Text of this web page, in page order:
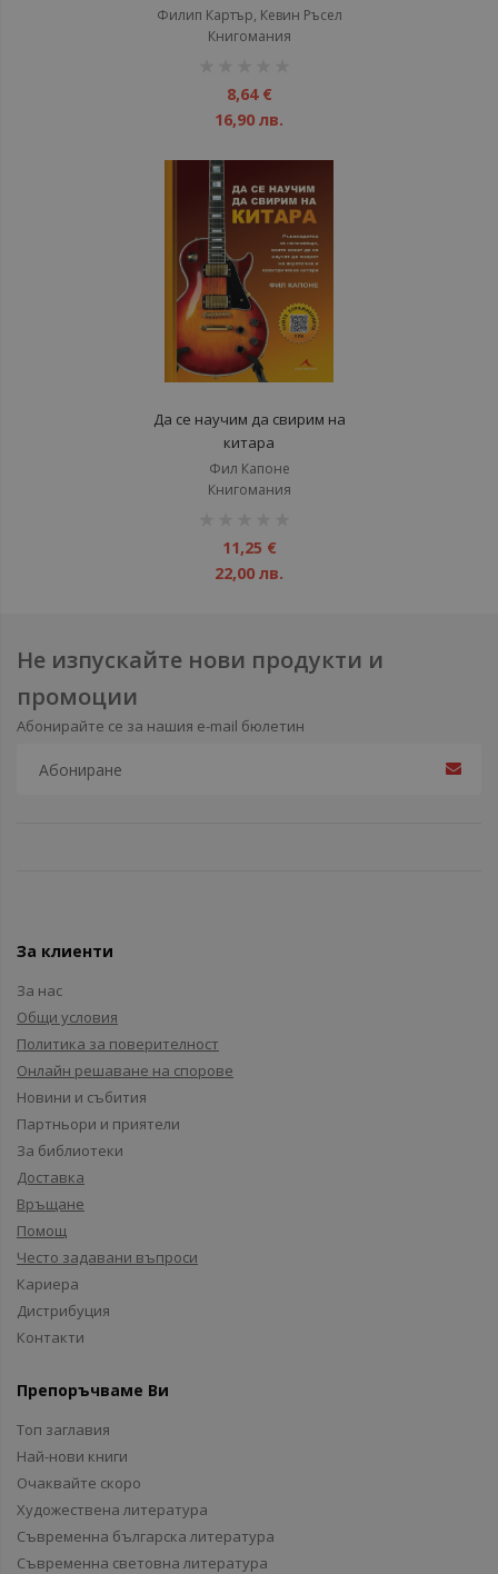
Филип Картър, Кевин Ръсел
Книгомания
8,64 €
16,90 лв.
Да се научим да свирим на
китара
Фил Капоне
Книгомания
11,25 €
22,00 лв.
Не изпускайте нови продукти и
промоции
Абонирайте се за нашия e-mail бюлетин
За клиенти
За нас
Общи условия
Политика за поверителност
Онлайн решаване на спорове
Новини и събития
Партньори и приятели
За библиотеки
Доставка
Връщане
Помощ
Често задавани въпроси
Кариера
Дистрибуция
Контакти
Препоръчваме Ви
Топ заглавия
Най-нови книги
Очаквайте скоро
Художествена литература
Съвременна българска литература
Съвременна световна литература